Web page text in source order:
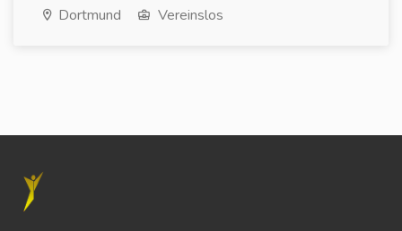
Dortmund Vereinslos